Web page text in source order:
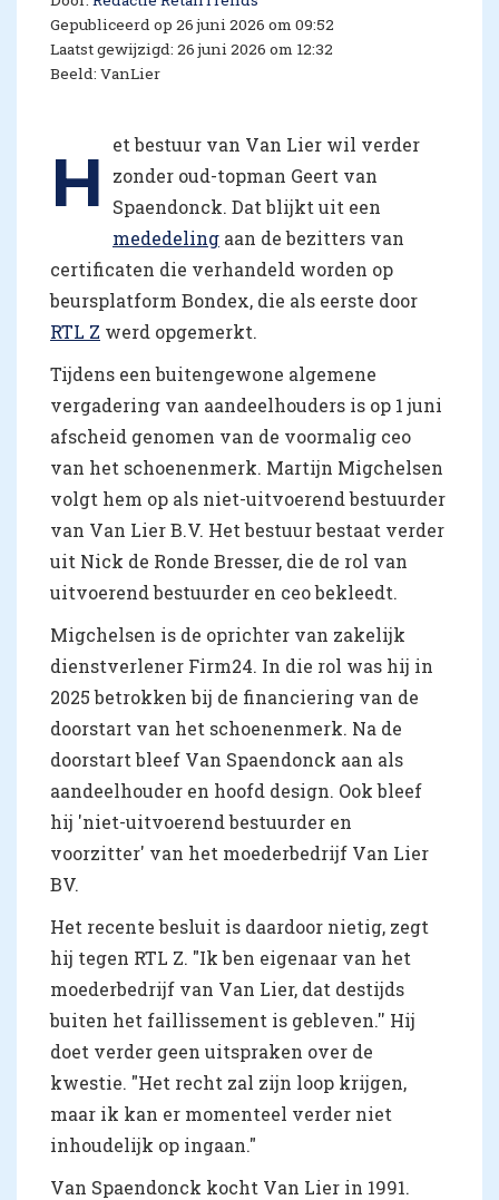
Gepubliceerd op 26 juni 2026 om 09:52
Laatst gewijzigd: 26 juni 2026 om 12:32
Beeld: VanLier
H
et bestuur van Van Lier wil verder
zonder oud-topman Geert van
Spaendonck. Dat blijkt uit een
mededeling aan de bezitters van
certificaten die verhandeld worden op
beursplatform Bondex, die als eerste door
RTL Z werd opgemerkt.
Tijdens een buitengewone algemene
vergadering van aandeelhouders is op 1 juni
afscheid genomen van de voormalig ceo
van het schoenenmerk. Martijn Migchelsen
volgt hem op als niet-uitvoerend bestuurder
van Van Lier B.V. Het bestuur bestaat verder
uit Nick de Ronde Bresser, die de rol van
uitvoerend bestuurder en ceo bekleedt.
Migchelsen is de oprichter van zakelijk
dienstverlener Firm24. In die rol was hij in
2025 betrokken bij de financiering van de
doorstart van het schoenenmerk. Na de
doorstart bleef Van Spaendonck aan als
aandeelhouder en hoofd design. Ook bleef
hij 'niet-uitvoerend bestuurder en
voorzitter' van het moederbedrijf Van Lier
BV.
Het recente besluit is daardoor nietig, zegt
hij tegen RTL Z. "Ik ben eigenaar van het
moederbedrijf van Van Lier, dat destijds
buiten het faillissement is gebleven.'' Hij
doet verder geen uitspraken over de
kwestie. "Het recht zal zijn loop krijgen,
maar ik kan er momenteel verder niet
inhoudelijk op ingaan."
Van Spaendonck kocht Van Lier in 1991.